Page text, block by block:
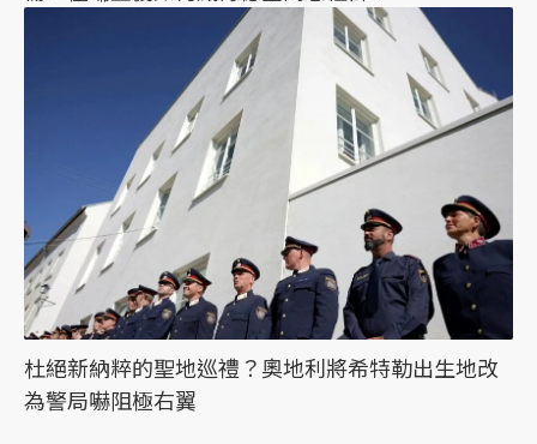
杜絕新納粹的聖地巡禮？奧地利將希特勒出生地改
為警局嚇阻極右翼